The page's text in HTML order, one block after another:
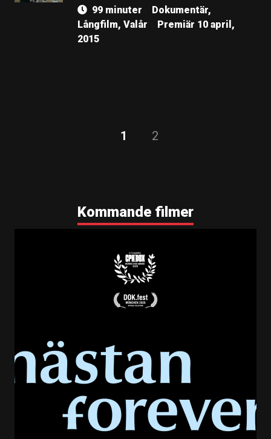
99 minuter
Dokumentär,
Långfilm, Valår
Premiär 10 april,
2015
1 2
Kommande filmer